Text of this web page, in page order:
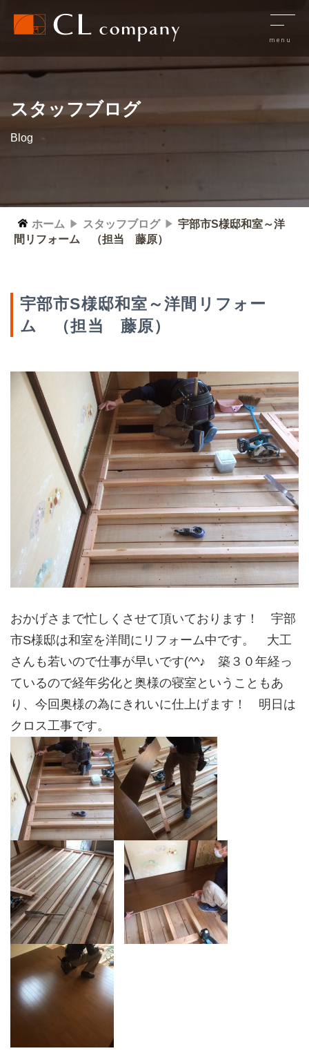
スタッフブログ
Blog
ホーム スタッフブログ
宇部市S様邸和室～洋
間リフォーム （担当 藤原）
宇部市S様邸和室～洋間リフォー
ム （担当 藤原）
おかげさまで忙しくさせて頂いております！ 宇部
市S様邸は和室を洋間にリフォーム中です。 大工
さんも若いので仕事が早いです(^^♪ 築３０年経っ
ているので経年劣化と奥様の寝室ということもあ
り、今回奥様の為にきれいに仕上げます！ 明日は
クロス工事です。